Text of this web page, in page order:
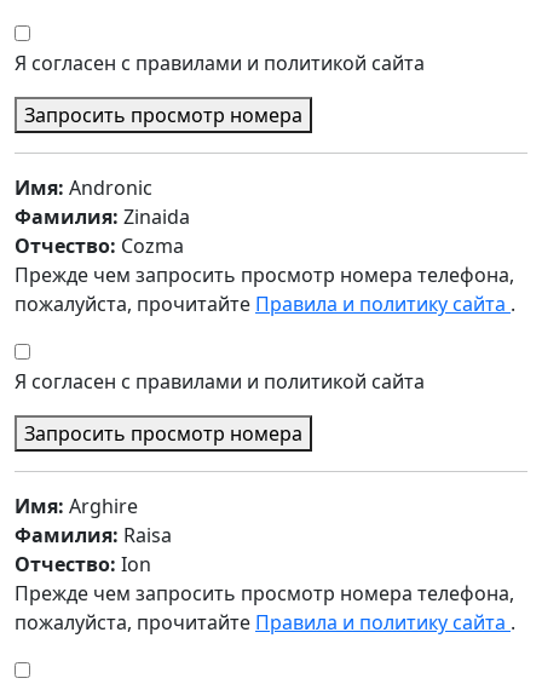
Я согласен с правилами и политикой сайта
Запросить просмотр номера
Имя: Andronic
Фамилия: Zinaida
Отчество: Cozma
Прежде чем запросить просмотр номера телефона,
пожалуйста, прочитайте Правила и политику сайта .
Я согласен с правилами и политикой сайта
Запросить просмотр номера
Имя: Arghire
Фамилия: Raisa
Отчество: Ion
Прежде чем запросить просмотр номера телефона,
пожалуйста, прочитайте Правила и политику сайта .